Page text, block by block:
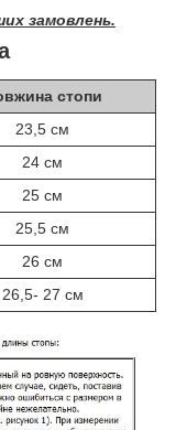
замовлень.
стопи
23,5 см
24 см
25 см
25,5 см
26 см
26,5- 27 см